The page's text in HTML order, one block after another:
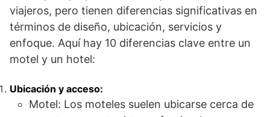
viajeros, pero tienen diferencias significativas en
términos de diseño, ubicación, servicios y
enfoque. Aquí hay 10 diferencias clave entre un
motel y un hotel:
Ubicación y acceso:
Motel: Los moteles suelen ubicarse cerca de